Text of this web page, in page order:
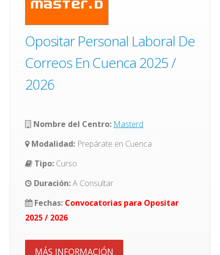
Opositar Personal Laboral De
Correos En Cuenca 2025 /
2026
Nombre del Centro: Masterd
Modalidad: Prepárate en Cuenca
Tipo: Curso
Duración:A Consultar
Fechas: Convocatorias para Opositar
2025 / 2026
MÁS INFORMACIÓN